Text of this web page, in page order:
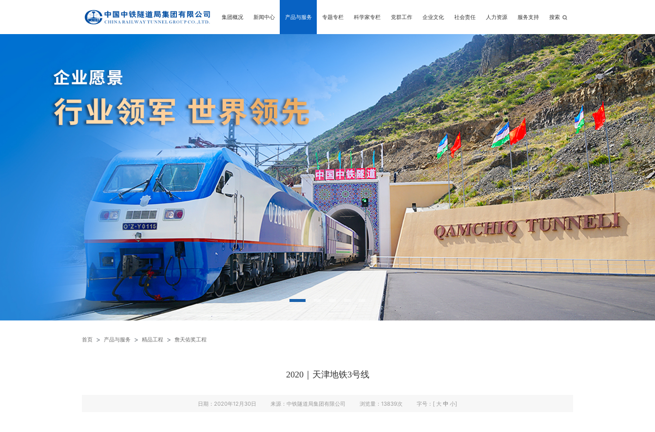
集团概况 新闻中心 产品与服务 专题专栏 科学家专栏 党群工作 企业文化 社会责任 人力资源 服务支持 搜索
Next
首页 产品与服务 精品工程 詹天佑奖工程
2020｜天津地铁3号线
日期：2020年12月30日 来源：中铁隧道局集团有限公司 浏览量： 13839次 字号：[ 大 中 小]